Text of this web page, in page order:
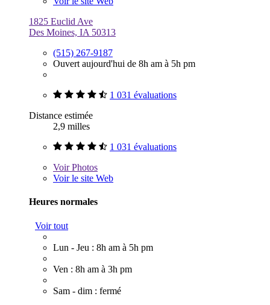
1825 Euclid Ave
Des Moines, IA 50313
(515) 267-9187
Ouvert aujourd'hui de 8h am à 5h pm
1 031 évaluations
Distance estimée
2,9 milles
1 031 évaluations
VoirPhotos
Voir le site Web
Heures normales
Voir tout
Lun - Jeu : 8h am à 5h pm
Ven : 8h am à 3h pm
Sam - dim : fermé